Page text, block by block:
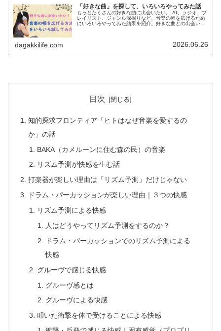
「好きな曲」を探して、いろいろやってみた話
もっとたくさんの好きな曲に出会いたい。 AI、ラジオ、プ
レイリスト、ジャンル深掘りなど、音楽の幅を広げるため
にいろいろやってみた結果を紹介。好きな曲との出会い方
dagakkilife.com 2026.06.26
目次
知的探求フロンティア「ヒトはなぜ音楽を愛するの
か」の話
BAKA（カメルーンに住む森の民）の音楽
リズム予測が快感を生む話
打楽器が楽しい理由は「リズム予測」だけじゃない
ドラム・パーカッションが楽しい理由｜３つの快感
リズム予測による快感
人はどうやってリズム予測をするのか？
ドラム・パーカッションでのリズム予測による
快感
グルーヴで感じる快感
グルーヴ感とは
グルーヴによる快感
叩いた衝撃を体で受けることによる快感